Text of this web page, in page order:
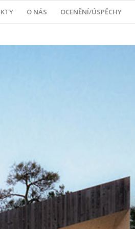
O NÁS OCENĚNÍ/ÚSPĚCHY